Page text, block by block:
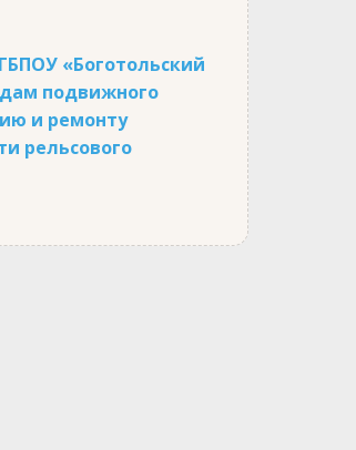
«Боготольский
подвижного
и ремонту
рельсового